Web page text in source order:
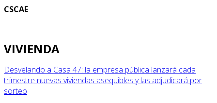
CSCAE
VIVIENDA
Desvelando a Casa 47: la empresa pública lanzará cada
trimestre nuevas viviendas asequibles y las adjudicará por
sorteo